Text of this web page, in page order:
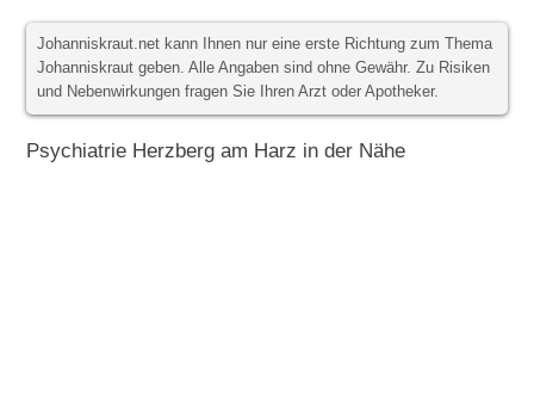
Johanniskraut.net kann Ihnen nur eine erste Richtung zum Thema
Johanniskraut geben. Alle Angaben sind ohne Gewähr. Zu Risiken
und Nebenwirkungen fragen Sie Ihren Arzt oder Apotheker.
Psychiatrie Herzberg am Harz in der Nähe